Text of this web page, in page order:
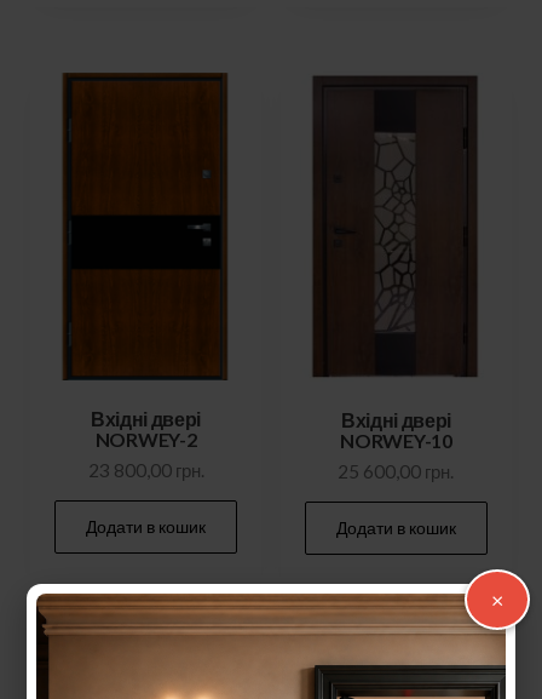
Вхідні двері
NORWEY-2
23 800,00 грн.
Додати в кошик
Вхідні двері
NORWEY-10
25 600,00 грн.
Додати в кошик
×